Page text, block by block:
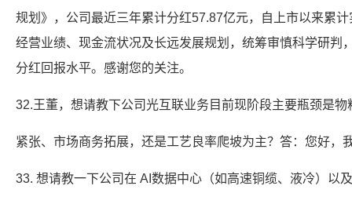
规划》，公司最近三年累计分红57.87亿元，自上市以来累
经营业绩、现金流状况及长远发展规划，统筹审慎科学研判
分红回报水平。感谢您的关注。
32.王董，想请教下公司光互联业务目前现阶段主要瓶颈是物
紧张、市场商务拓展，还是工艺良率爬坡为主？答：您好，
33. 想请教一下公司在 AI数据中心（如高速铜缆、液冷）以